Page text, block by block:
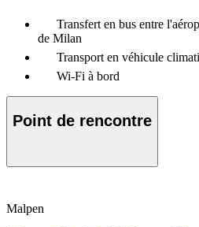
Transfert en bus entre
de Milan
Transport en véhicule
Wi-Fi à bord
Point de rencontre
Malpen